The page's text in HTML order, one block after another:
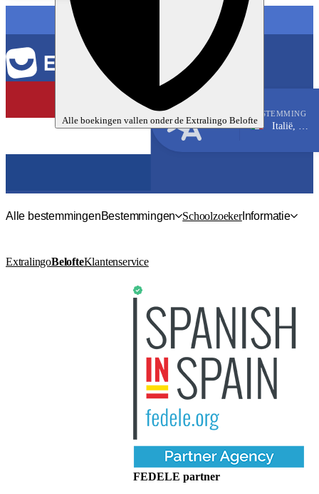
Alle boekingen vallen onder de Extralingo Belofte
TAAL
BESTEMMING
Italië, Florence
Alle bestemmingenBestemmingen SchoolzoekerInformatie
ExtralingoBelofteKlantenservice
FEDELE partner